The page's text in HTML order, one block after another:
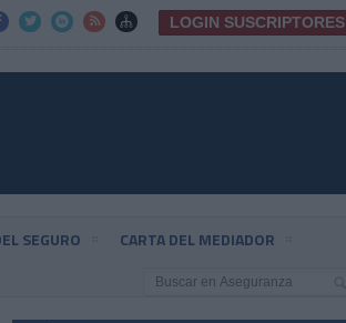
    LOGIN SUSCRIPTORES
SEGURO CARTA DEL MEDIADOR